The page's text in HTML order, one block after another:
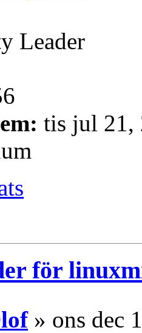
Leader
tis jul 21,
för
» ons dec